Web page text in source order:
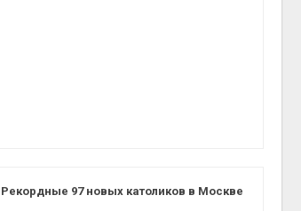
Рекордные 97 новых католиков в Москве